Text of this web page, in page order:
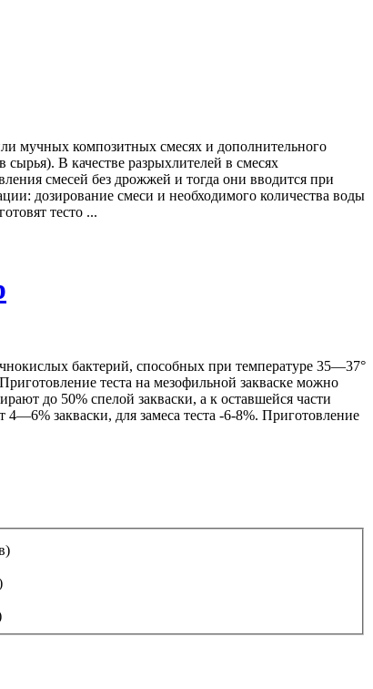
мучных композитных смесях и дополнительного
В качестве разрыхлителей в смесях
смесей без дрожжей и тогда они вводится при
дозирование смеси и необходимого количества воды
тесто ...
бактерий, способных при температуре 35—37°
теста на мезофильной закваске можно
до 50% спелой закваски, а к оставшейся части
закваски, для замеса теста -6-8%. Приготовление